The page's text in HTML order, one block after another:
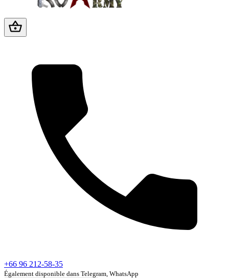
+66 96 212-58-35
Également disponible dans Telegram, WhatsApp